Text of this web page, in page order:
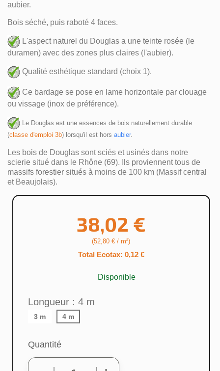
aubier.
Bois séché, puis raboté 4 faces.
L'aspect naturel du Douglas a une teinte rosée (le
duramen) avec des zones plus claires (l'aubier).
Qualité esthétique standard (choix 1).
Ce bardage se pose en lame horizontale par clouage
ou vissage (inox de préférence).
Le Douglas est une essences de bois naturellement durable
(classe d'emploi 3b) lorsqu'il est hors aubier.
Les bois de Douglas sont sciés et usinés dans notre
scierie situé dans le Rhône (69). Ils proviennent tous de
massifs forestier situés à moins de 100 km (Massif central
et Beaujolais).
38,02 €
(52,80 € / m²)
Total Ecotax: 0,12 €
Disponible
Longueur : 4 m
3 m 4 m
Quantité